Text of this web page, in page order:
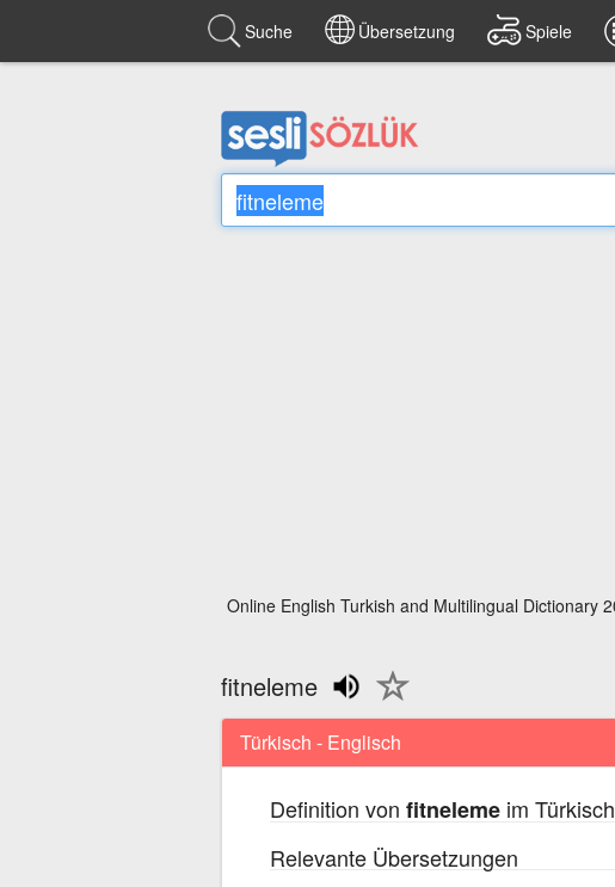
Suche Übersetzung Spiele
Online English Turkish and Multilingual Dictionary
fitneleme
Türkisch - Englisch
Definition von fitnelemeim
Relevante Übersetzungen